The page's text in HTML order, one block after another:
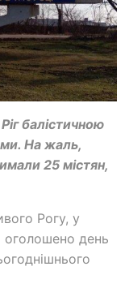
балістичною
На жаль,
25 містян,
Рогу, у
оголошено день